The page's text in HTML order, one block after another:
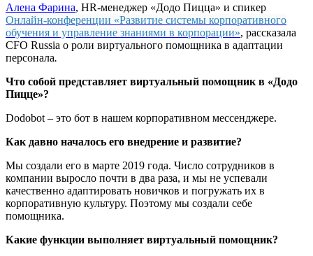
Алена Фарина, HR-менеджер «Додо Пицца» и спикер
Онлайн-конференции «Развитие системы корпоративного
обучения и управление знаниями в корпорации», рассказала
CFO Russia о роли виртуального помощника в адаптации
персонала.
Что собой представляет виртуальный помощник в «Додо
Пицце»?
Dodobot – это бот в нашем корпоративном мессенджере.
Как давно началось его внедрение и развитие?
Мы создали его в марте 2019 года. Число сотрудников в
компании выросло почти в два раза, и мы не успевали
качественно адаптировать новичков и погружать их в
корпоративную культуру. Поэтому мы создали себе
помощника.
Какие функции выполняет виртуальный помощник?